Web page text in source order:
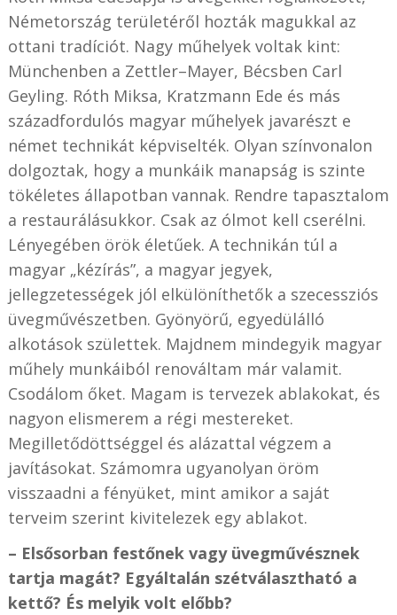
Németország területéről hozták magukkal az
ottani tradíciót. Nagy műhelyek voltak kint:
Münchenben a Zettler–Mayer, Bécsben Carl
Geyling. Róth Miksa, Kratzmann Ede és más
századfordulós magyar műhelyek javarészt e
német technikát képviselték. Olyan színvonalon
dolgoztak, hogy a munkáik manapság is szinte
tökéletes állapotban vannak. Rendre tapasztalom
a restaurálásukkor. Csak az ólmot kell cserélni.
Lényegében örök életűek. A technikán túl a
magyar „kézírás”, a magyar jegyek,
jellegzetességek jól elkülöníthetők a szecessziós
üvegművészetben. Gyönyörű, egyedülálló
alkotások születtek. Majdnem mindegyik magyar
műhely munkáiból renováltam már valamit.
Csodálom őket. Magam is tervezek ablakokat, és
nagyon elismerem a régi mestereket.
Megilletődöttséggel és alázattal végzem a
javításokat. Számomra ugyanolyan öröm
visszaadni a fényüket, mint amikor a saját
terveim szerint kivitelezek egy ablakot.
– Elsősorban festőnek vagy üvegművésznek
tartja magát? Egyáltalán szétválasztható a
kettő? És melyik volt előbb?